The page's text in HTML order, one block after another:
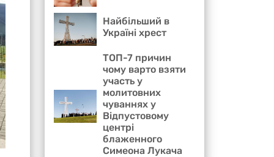
Найбільший в
Україні хрест
ТОП-7 причин
чому варто взяти
участь у
молитовних
чуваннях у
Відпустовому
центрі
блаженного
Симеона Лукача